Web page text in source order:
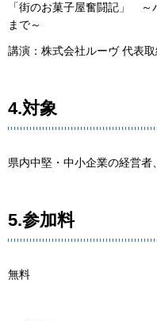
「街のお菓子屋奮闘記」 ～
まで～
講演：株式会社ルーヴ 代表
4.対象
県内中堅・中小企業の経営
5.参加料
無料